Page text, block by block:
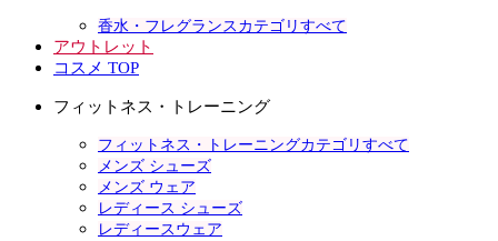
香水・フレグランスカテゴリすべて
アウトレット
コスメ TOP
フィットネス・トレーニング
フィットネス・トレーニングカテゴリすべて
メンズ シューズ
メンズ ウェア
レディース シューズ
レディースウェア